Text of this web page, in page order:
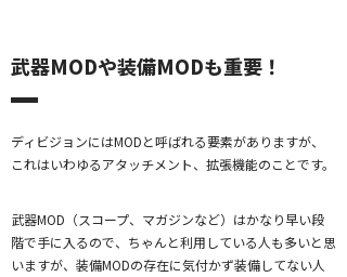
武器MODや装備MODも重要！
ディビジョンにはMODと呼ばれる要素がありますが、
これはいわゆるアタッチメント、拡張機能のことです。
武器MOD（スコープ、マガジンなど）はかなり早い段
階で手に入るので、ちゃんと利用している人も多いと思
いますが、装備MODの存在に気付かず装備してない人